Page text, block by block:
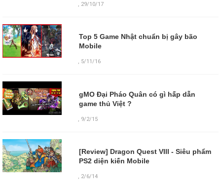
, 29/10/17
Top 5 Game Nhật chuẩn bị gây bão
Mobile
, 5/11/16
gMO Đại Pháo Quân có gì hấp dẫn
game thủ Việt ?
, 9/2/15
[Review] Dragon Quest VIII - Siêu phẩm
PS2 diện kiến Mobile
, 2/6/14